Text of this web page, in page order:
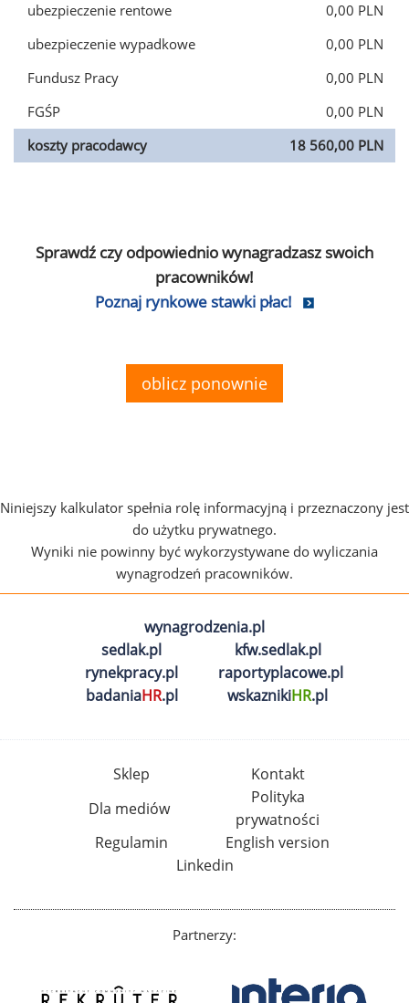
ubezpieczenie rentowe
0,00 PLN
ubezpieczenie wypadkowe
0,00 PLN
Fundusz Pracy
0,00 PLN
FGŚP
0,00 PLN
koszty pracodawcy
18 560,00 PLN
Sprawdź czy odpowiednio wynagradzasz swoich
pracowników!
Poznaj rynkowe stawki płac!
oblicz ponownie
Niniejszy kalkulator spełnia rolę informacyjną i przeznaczony jest
do użytku prywatnego.
Wyniki nie powinny być wykorzystywane do wyliczania
wynagrodzeń pracowników.
wynagrodzenia.pl
sedlak.pl
kfw.sedlak.pl
rynekpracy.pl
raportyplacowe.pl
badaniaHR.pl wskaznikiHR.pl
Sklep
Kontakt
Dla mediów
Polityka
prywatności
Regulamin
English version
Linkedin
Partnerzy: